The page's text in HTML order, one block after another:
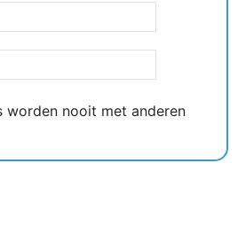
worden nooit met anderen